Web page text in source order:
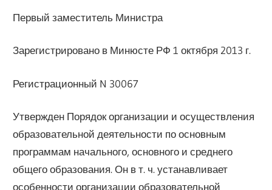
Первый заместитель Министра
Зарегистрировано в Минюсте РФ 1 октября 2013 г.
Регистрационный N 30067
Утвержден Порядок организации и осуществления
образовательной деятельности по основным
программам начального, основного и среднего
общего образования. Он в т. ч. устанавливает
особенности организации образовательной